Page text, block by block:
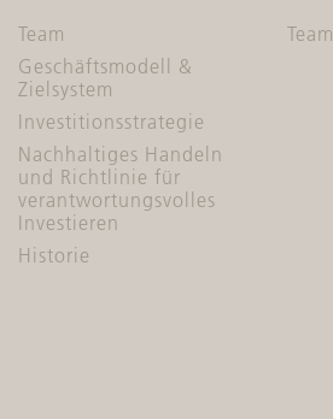
Team
Geschäftsmodell &
Zielsystem
Investitionsstrategie
Nachhaltiges Handeln
und Richtlinie für
verantwortungsvolles
Investieren
Historie
Team